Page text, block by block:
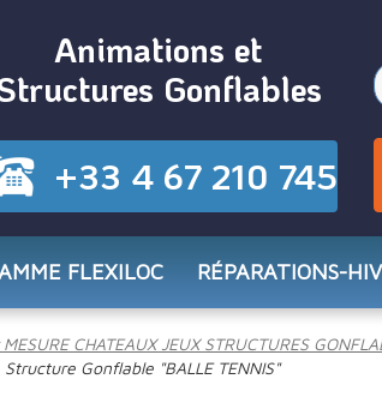
Animations et
Gonflables
+33 4 67 210 745
FLEXILOC RÉPARATIONS-
CHATEAUX JEUX STRUCTURES
Structure Gonflable "BALLE TENNIS"